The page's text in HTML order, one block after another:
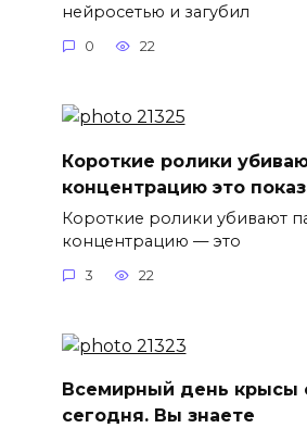
нейросетью и загубил
0 22
Короткие ролики
концентрацию это
Короткие ролики убивают
концентрацию — это
3 22
Всемирный день крысы
сегодня. Вы знаете